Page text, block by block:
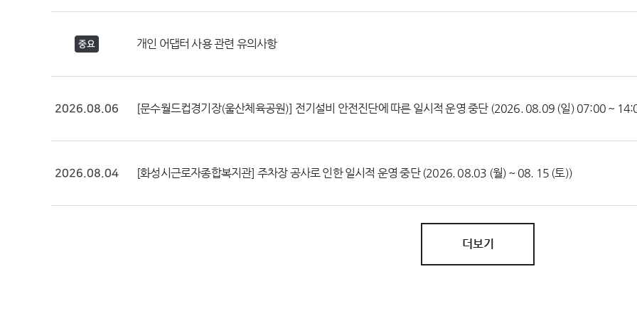
중요 개인 어댑터 사용 관련 유의사항
2026.08.06 [문수월드컵경기장(울산체육공원)] 전기설비 안전진단에 따른 일시적 운영 중단 (2026. 08.09 (일) 07:00 ~
2026.08.04 [화성시근로자종합복지관] 주차장 공사로 인한 일시적 운영 중단 (2026. 08.03 (월) ~ 08. 15 (토))
더보기